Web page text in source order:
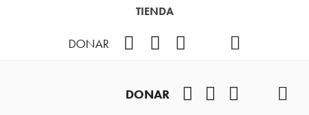
TIENDA
DONAR
DONAR